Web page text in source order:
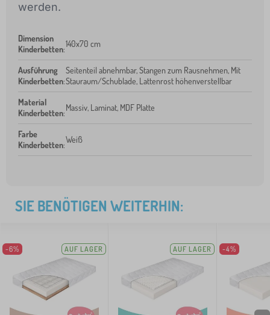
werden.
Dimension
Kinderbetten:
140x70 cm
Ausführung
Kinderbetten:
Seitenteil abnehmbar, Stangen zum Rausnehmen, Mit
Stauraum/Schublade, Lattenrost höhenverstellbar
Material
Kinderbetten:
Massiv, Laminat, MDF Platte
Farbe
Kinderbetten:
Weiß
SIE BENÖTIGEN WEITERHIN:
-6% AUF LAGER AUF LAGER -4%